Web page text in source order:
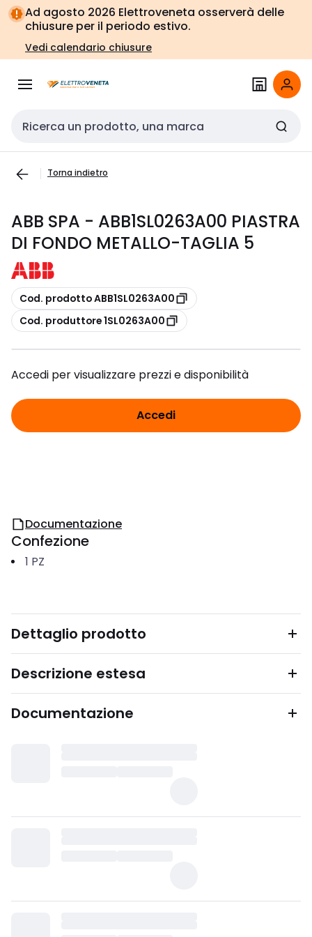
Vai alla
navigazione
Vai
alla
pagina
Ad agosto 2026 Elettroveneta osserverà delle
chiusure per il periodo estivo.
Vedi calendario chiusure
Cerca input
Torna indietro
ABB SPA - ABB1SL0263A00 PIASTRA
DI FONDO METALLO-TAGLIA 5
copia
Cod. prodotto ABB1SL0263A00
copia
Cod. produttore 1SL0263A00
Accedi per visualizzare prezzi e disponibilità
Accedi
Documentazione
Confezione
1 PZ
Dettaglio prodotto
Descrizione estesa
Documentazione